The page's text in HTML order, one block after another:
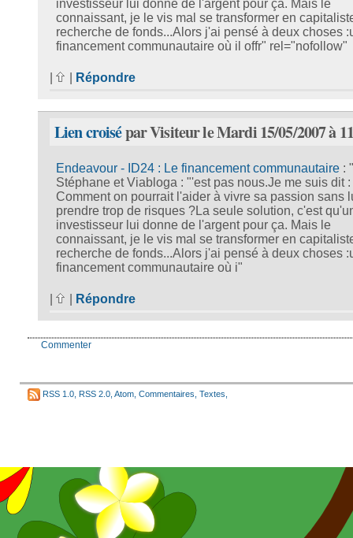
investisseur lui donne de l'argent pour ça. Mais le
connaissant, je le vis mal se transformer en
recherche de fonds...Alors j'ai pensé à deux choses
financement communautaire où il offr" rel="nofollow"
Répondre
Lien croisépar Visiteur le Mardi 15/05/2007 à
Endeavour - ID24 : Le financement communautaire: "
Stéphane et Viabloga : "'est pas nous.Je me suis dit :
Comment on pourrait l'aider à vivre sa passion sans
prendre trop de risques ?La seule solution, c'est
investisseur lui donne de l'argent pour ça. Mais le
connaissant, je le vis mal se transformer en
recherche de fonds...Alors j'ai pensé à deux choses
financement communautaire où i"
Répondre
Commenter
RSS 1.0 RSS 2.0 Atom Commentaires Textes